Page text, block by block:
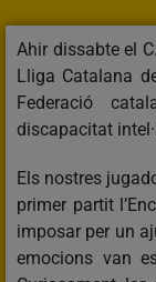
Ahir dissabte el
Lliga Catalana
Federació
discapacitat
Els nostres
primer partit
imposar per un
emocions van